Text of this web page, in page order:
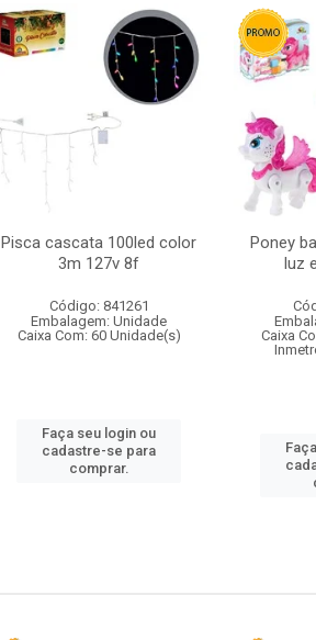
Pisca cascata 100led color
3m 127v 8f
Código: 841261
Embalagem: Unidade
Caixa Com: 60 Unidade(s)
Faça seu login ou
cadastre-se para
comprar.
Poney
luz
Caixa